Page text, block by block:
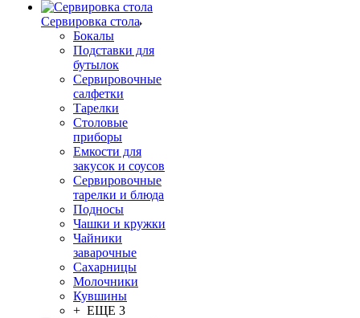
Сервировка стола
Бокалы
Подставки для
бутылок
Сервировочные
салфетки
Тарелки
Столовые
приборы
Емкости для
закусок и соусов
Сервировочные
тарелки и блюда
Подносы
Чашки и кружки
Чайники
заварочные
Сахарницы
Молочники
Кувшины
+ ЕЩЕ 3